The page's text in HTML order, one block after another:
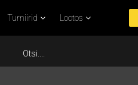
Turniirid Lootos